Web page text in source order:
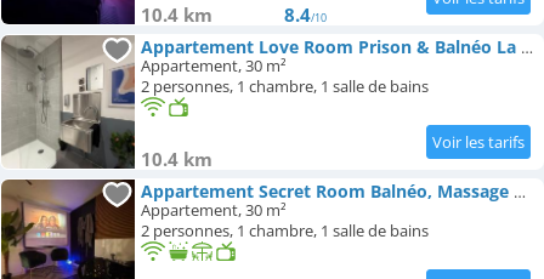
10.4 km 8.4/10
Appartement Love Room Prison & Balnéo La Suite Interdite
Appartement, 30 m²
2 personnes, 1 chambre, 1 salle de bains
10.4 km
Appartement Secret Room Balnéo, Massage & Cinéma Duplex
Appartement, 30 m²
2 personnes, 1 chambre, 1 salle de bains